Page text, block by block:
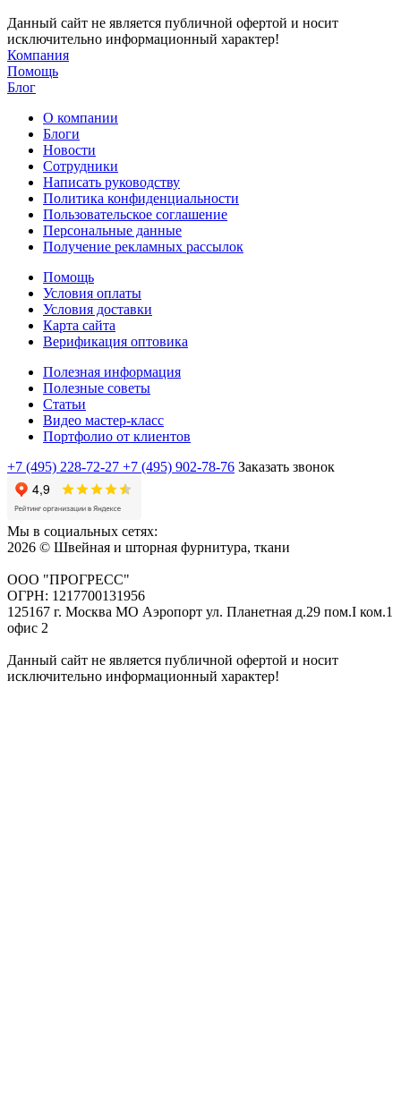
Данный сайт не является публичной офертой и носит
исключительно информационный характер!
Компания
Помощь
Блог
О компании
Блоги
Новости
Сотрудники
Написать руководству
Политика конфиденциальности
Пользовательское соглашение
Персональные данные
Получение рекламных рассылок
Помощь
Условия оплаты
Условия доставки
Карта сайта
Верификация оптовика
Полезная информация
Полезные советы
Статьи
Видео мастер-класс
Портфолио от клиентов
+7 (495) 228-72-27 +7 (495) 902-78-76 Заказать звонок
Мы в социальных сетях:
2026 © Швейная и шторная фурнитура, ткани
ООО "ПРОГРЕСС"
ОГРН: 1217700131956
125167 г. Москва МО Аэропорт ул. Планетная д.29 пом.I ком.1
офис 2
Данный сайт не является публичной офертой и носит
исключительно информационный характер!